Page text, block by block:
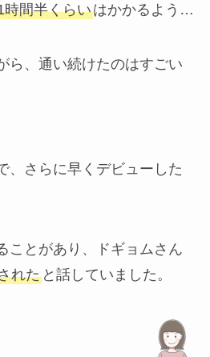
時間半くらいはかかるよう…
ら、通い続けたのはすごい
、さらに早くデビューした
ことがあり、ドギョムさん
れたと話していました。